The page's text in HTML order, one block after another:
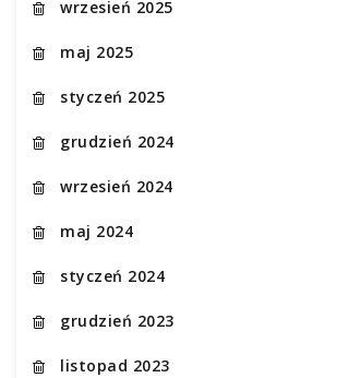
wrzesień 2025
maj 2025
styczeń 2025
grudzień 2024
wrzesień 2024
maj 2024
styczeń 2024
grudzień 2023
listopad 2023